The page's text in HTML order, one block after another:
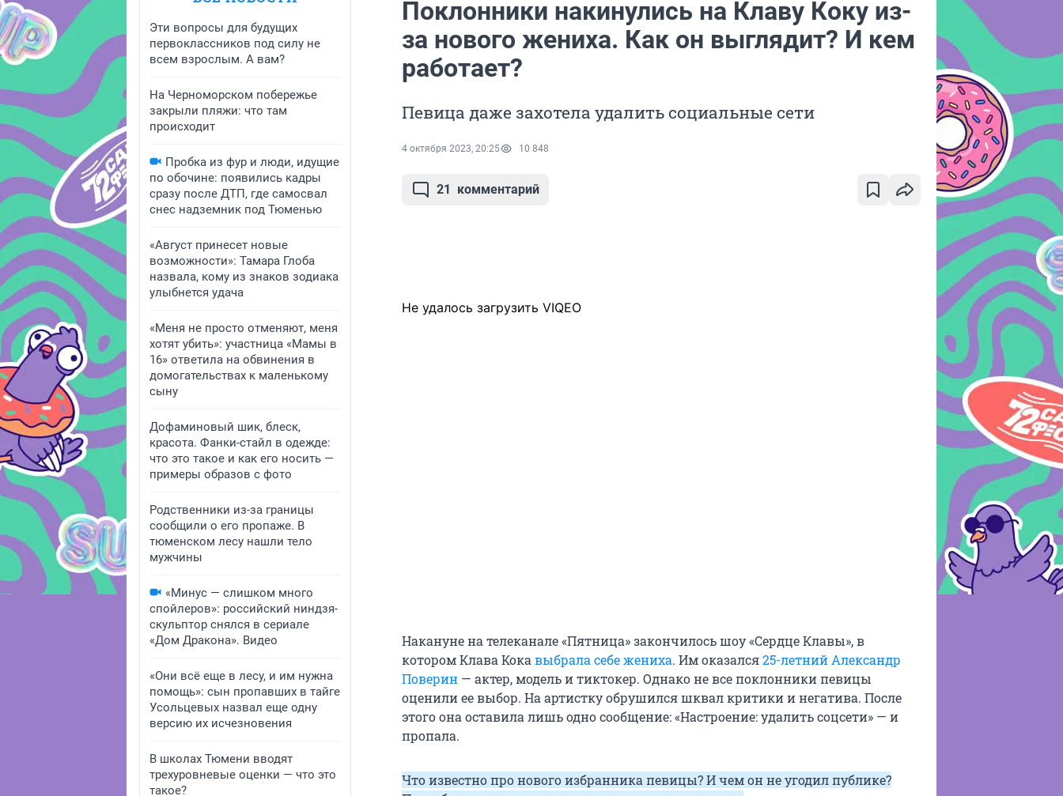
Эти вопросы для будущих
первоклассников под силу не
всем взрослым. А вам?
На Черноморском побережье
закрыли пляжи: что там
происходит
Пробка из фур и люди, идущие
по обочине: появились кадры
сразу после ДТП, где самосвал
снес надземник под Тюменью
«Август принесет новые
возможности»: Тамара Глоба
назвала, кому из знаков зодиака
улыбнется удача
«Меня не просто отменяют, меня
хотят убить»: участница «Мамы в
16» ответила на обвинения в
домогательствах к маленькому
сыну
Дофаминовый шик, блеск,
красота. Фанки-стайл в одежде:
что это такое и как его носить —
примеры образов с фото
Родственники из-за границы
сообщили о его пропаже. В
тюменском лесу нашли тело
мужчины
«Минус — слишком много
спойлеров»: российский ниндзя-
скульптор снялся в сериале
«Дом Дракона». Видео
«Они всё еще в лесу, и им нужна
помощь»: сын пропавших в тайге
Усольцевых назвал еще одну
версию их исчезновения
В школах Тюмени вводят
трехуровневые оценки — что это
такое?
Поклонники накинулись на Клаву Коку из-
за нового жениха. Как он выглядит? И кем
работает?
Певица даже захотела удалить социальные сети
4 октября 2023, 20:25 10 848
21 комментарий
Не удалось загрузить VIQEO
Накануне на телеканале «Пятница» закончилось шоу «Сердце Клавы», в
котором Клава Кока выбрала себе жениха. Им оказался25-летний Александр
Поверин — актер, модель и тиктокер. Однако не все поклонники певицы
оценили ее выбор. На артистку обрушился шквал критики и негатива. После
этого она оставила лишь одно сообщение: «Настроение: удалить соцсети» — и
пропала.
Что известно про нового избранника певицы? И чем он не угодил публике?